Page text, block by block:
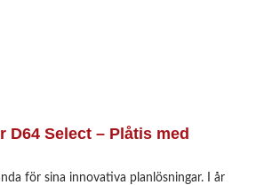
D64 Select – Plåtis med
för sina innovativa planlösningar. I år